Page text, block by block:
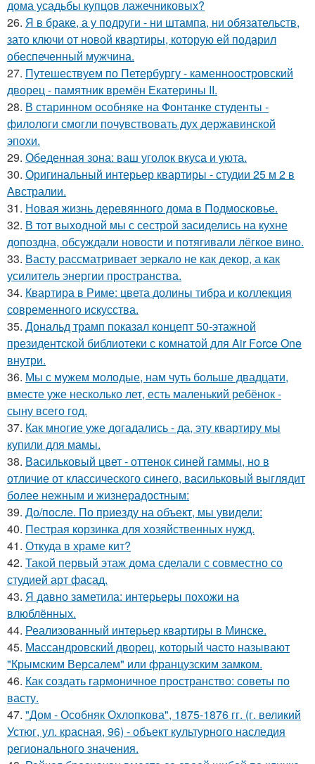
дома усадьбы купцов лажечниковых?
26. Я в браке, а у подруги - ни штампа, ни обязательств,
зато ключи от новой квартиры, которую ей подарил
обеспеченный мужчина.
27. Путешествуем по Петербургу - каменноостровский
дворец - памятник времён Екатерины II.
28. В старинном особняке на Фонтанке студенты -
филологи смогли почувствовать дух державинской
эпохи.
29. Обеденная зона: ваш уголок вкуса и уюта.
30. Оригинальный интерьер квартиры - студии 25 м 2 в
Австралии.
31. Новая жизнь деревянного дома в Подмосковье.
32. В тот выходной мы с сестрой засиделись на кухне
допоздна, обсуждали новости и потягивали лёгкое вино.
33. Васту рассматривает зеркало не как декор, а как
усилитель энергии пространства.
34. Квартира в Риме: цвета долины тибра и коллекция
современного искусства.
35. Дональд трамп показал концепт 50-этажной
президентской библиотеки с комнатой для Air Force One
внутри.
36. Мы с мужем молодые, нам чуть больше двадцати,
вместе уже несколько лет, есть маленький ребёнок -
сыну всего год.
37. Как многие уже догадались - да, эту квартиру мы
купили для мамы.
38. Васильковый цвет - оттенок синей гаммы, но в
отличие от классического синего, васильковый выглядит
более нежным и жизнерадостным:
39. До/после. По приезду на объект, мы увидели:
40. Пестрая корзинка для хозяйственных нужд.
41. Откуда в храме кит?
42. Такой первый этаж дома сделали с совместно со
студией арт фасад.
43. Я давно заметила: интерьеры похожи на
влюблённых.
44. Реализованный интерьер квартиры в Минске.
45. Массандровский дворец, который часто называют
"Крымским Версалем" или французским замком.
46. Как создать гармоничное пространство: советы по
васту.
47. "Дом - Особняк Охлопкова", 1875-1876 гг. (г. великий
Устюг, ул. красная, 96) - объект культурного наследия
регионального значения.